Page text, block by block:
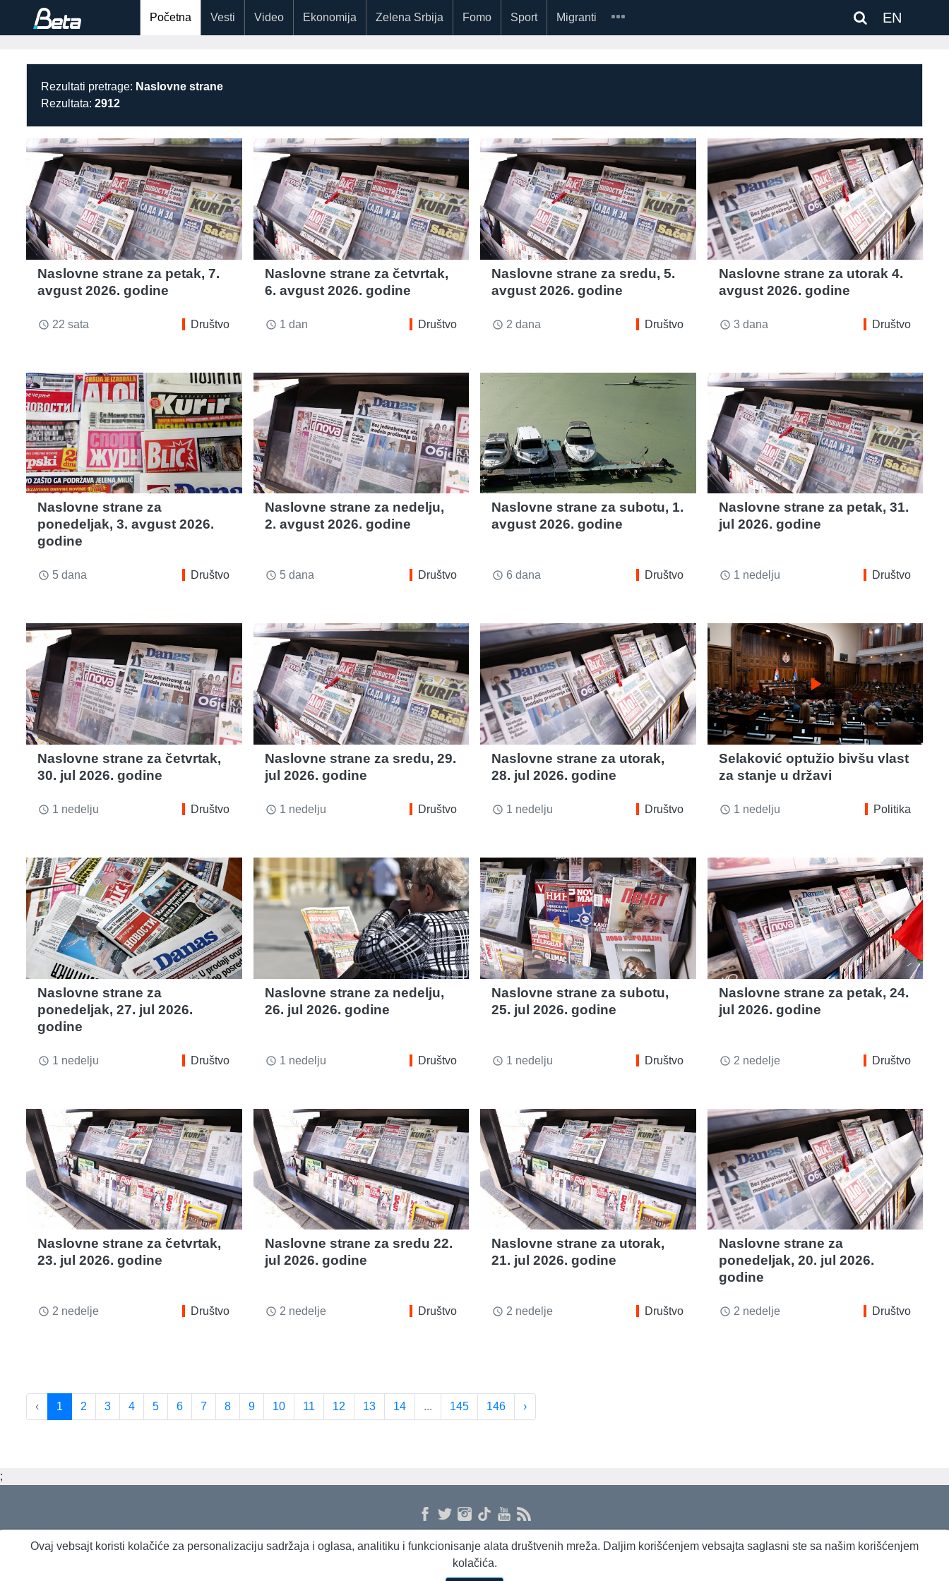
EN
Početna Vesti Video Ekonomija Zelena Srbija Fomo Sport Migranti
Rezultati pretrage: Naslovne strane
Rezultata: 2912
Naslovne strane za petak, 7.
avgust 2026. godine
access_time 22 sata Društvo
Naslovne strane za četvrtak,
6. avgust 2026. godine
access_time 1 dan Društvo
Naslovne strane za sredu, 5.
avgust 2026. godine
access_time 2 dana Društvo
Naslovne strane za utorak 4.
avgust 2026. godine
access_time 3 dana Društvo
Naslovne strane za
ponedeljak, 3. avgust 2026.
godine
access_time 5 dana Društvo
Naslovne strane za nedelju,
2. avgust 2026. godine
access_time 5 dana Društvo
Naslovne strane za subotu, 1.
avgust 2026. godine
access_time 6 dana Društvo
Naslovne strane za petak, 31.
jul 2026. godine
access_time 1 nedelju Društvo
Naslovne strane za četvrtak,
30. jul 2026. godine
access_time 1 nedelju Društvo
Naslovne strane za sredu, 29.
jul 2026. godine
access_time 1 nedelju Društvo
Naslovne strane za utorak,
28. jul 2026. godine
access_time 1 nedelju Društvo
play_arrow
Selaković optužio bivšu vlast
za stanje u državi
access_time 1 nedelju Politika
Naslovne strane za
ponedeljak, 27. jul 2026.
godine
access_time 1 nedelju Društvo
Naslovne strane za nedelju,
26. jul 2026. godine
access_time 1 nedelju Društvo
Naslovne strane za subotu,
25. jul 2026. godine
access_time 1 nedelju Društvo
Naslovne strane za petak, 24.
jul 2026. godine
access_time 2 nedelje Društvo
Naslovne strane za četvrtak,
23. jul 2026. godine
access_time 2 nedelje Društvo
Naslovne strane za sredu 22.
jul 2026. godine
access_time 2 nedelje Društvo
Naslovne strane za utorak,
21. jul 2026. godine
access_time 2 nedelje Društvo
Naslovne strane za
ponedeljak, 20. jul 2026.
godine
access_time 2 nedelje Društvo
‹ 1 2 3 4 5 6 7 8 9 10 11 12 13 14 ... 145 146 ›
;
Ovaj vebsajt koristi kolačiće za personalizaciju sadržaja i oglasa, analitiku i funkcionisanje alata društvenih mreža. Daljim korišćenjem vebsajta saglasni ste sa našim korišćenjem
kolačića.